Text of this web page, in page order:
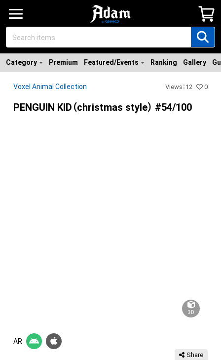
Category Premium Featured/Events Ranking Gallery
Voxel Animal Collection Views ： 12 0
PENGUIN KID（christmas style） #54/100
3D
AR
Share